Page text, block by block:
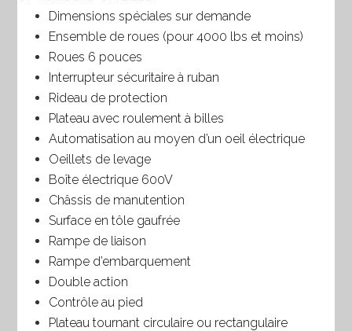
Dimensions spéciales sur demande
Ensemble de roues (pour 4000 lbs et moins)
Roues 6 pouces
Interrupteur sécuritaire à ruban
Rideau de protection
Plateau avec roulement à billes
Automatisation au moyen d’un oeil électrique
Oeillets de levage
Boîte électrique 600V
Châssis de manutention
Surface en tôle gaufrée
Rampe de liaison
Rampe d’embarquement
Double action
Contrôle au pied
Plateau tournant circulaire ou rectangulaire